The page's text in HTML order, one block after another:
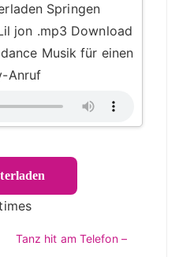
Springen
jon .mp3 Download
Musik für einen
Anruf
Tanz hit am Telefon –